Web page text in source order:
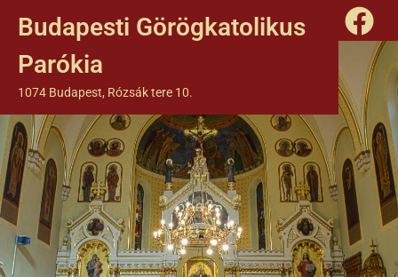
Budapesti Görögkatolikus
Parókia
1074 Budapest, Rózsák tere 10.